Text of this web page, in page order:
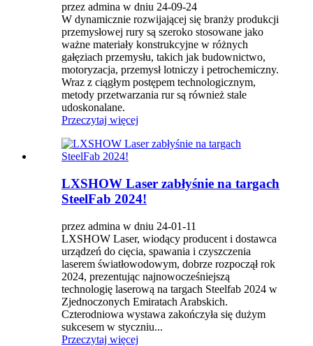
przez admina w dniu 24-09-24
W dynamicznie rozwijającej się branży produkcji
przemysłowej rury są szeroko stosowane jako
ważne materiały konstrukcyjne w różnych
gałęziach przemysłu, takich jak budownictwo,
motoryzacja, przemysł lotniczy i petrochemiczny.
Wraz z ciągłym postępem technologicznym,
metody przetwarzania rur są również stale
udoskonalane.
Przeczytaj więcej
LXSHOW Laser zabłyśnie na targach
SteelFab 2024!
przez admina w dniu 24-01-11
LXSHOW Laser, wiodący producent i dostawca
urządzeń do cięcia, spawania i czyszczenia
laserem światłowodowym, dobrze rozpoczął rok
2024, prezentując najnowocześniejszą
technologię laserową na targach Steelfab 2024 w
Zjednoczonych Emiratach Arabskich.
Czterodniowa wystawa zakończyła się dużym
sukcesem w styczniu...
Przeczytaj więcej